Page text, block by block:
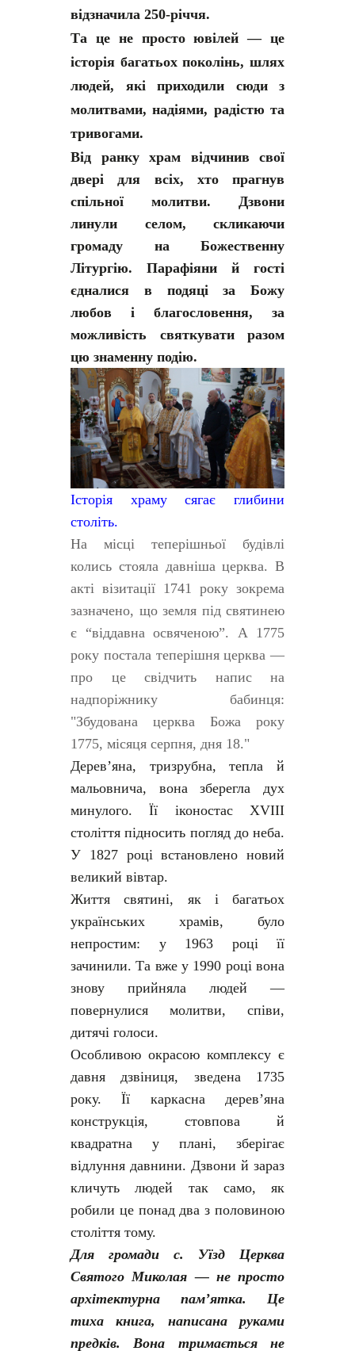
відзначила 250-річчя.
Та це не просто ювілей — це
історія багатьох поколінь, шлях
людей, які приходили сюди з
молитвами, надіями, радістю та
тривогами.
Від ранку храм відчинив свої
двері для всіх, хто прагнув
спільної молитви. Дзвони
линули селом, скликаючи
громаду на Божественну
Літургію. Парафіяни й гості
єдналися в подяці за Божу
любов і благословення, за
можливість святкувати разом
цю знаменну подію.
Історія храму сягає глибини
століть.
На місці теперішньої будівлі
колись стояла давніша церква. В
акті візитації 1741 року зокрема
зазначено, що земля під святинею
є “віддавна освяченою”. А 1775
року постала теперішня церква —
про це свідчить напис на
надпоріжнику бабинця:
"Збудована церква Божа року
1775, місяця серпня, дня 18."
Дерев’яна, тризрубна, тепла й
мальовнича, вона зберегла дух
минулого. Її іконостас XVIII
століття підносить погляд до неба.
У 1827 році встановлено новий
великий вівтар.
Життя святині, як і багатьох
українських храмів, було
непростим: у 1963 році її
зачинили. Та вже у 1990 році вона
знову прийняла людей —
повернулися молитви, співи,
дитячі голоси.
Особливою окрасою комплексу є
давня дзвіниця, зведена 1735
року. Її каркасна дерев’яна
конструкція, стовпова й
квадратна у плані, зберігає
відлуння давнини. Дзвони й зараз
кличуть людей так само, як
робили це понад два з половиною
століття тому.
Для громади с. Уїзд Церква
Святого Миколая — не просто
архітектурна пам’ятка. Це
тиха книга, написана руками
предків. Вона тримається не